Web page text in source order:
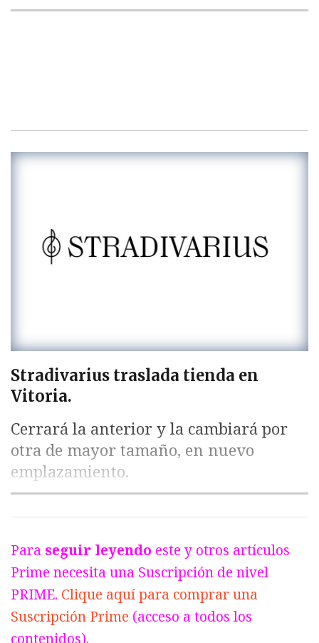
Stradivarius traslada tienda en
Vitoria.
Cerrará la anterior y la cambiará por
otra de mayor tamaño, en nuevo
emplazamiento.
Para seguir leyendo este y otros artículos
Prime necesita una Suscripción de nivel
PRIME. Clique aquí para comprar una
Suscripción Prime (acceso a todos los
contenidos).